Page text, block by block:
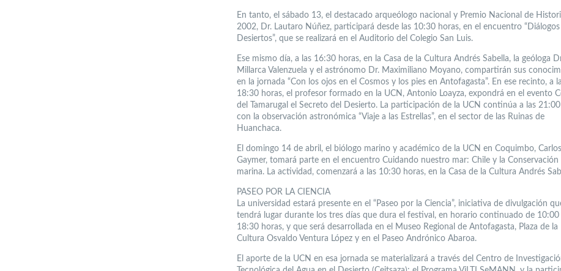
En tanto, el sábado 13, el destacado arqueólogo nacional y Premio Nacional de
2002, Dr. Lautaro Núñez, participará desde las 10:30 horas, en el encuentro
Desiertos”, que se realizará en el Auditorio del Colegio San Luis.
Ese mismo día, a las 16:30 horas, en la Casa de la Cultura Andrés Sabella, la geóloga
Millarca Valenzuela y el astrónomo Dr. Maximiliano Moyano, compartirán sus
en la jornada “Con los ojos en el Cosmos y los pies en Antofagasta”. En ese recinto, a
18:30 horas, el profesor formado en la UCN, Antonio Loayza, expondrá en el evento
del Tamarugal el Secreto del Desierto. La participación de la UCN continúa a las
con la observación astronómica “Viaje a las Estrellas”, en el sector de las Ruinas de
Huanchaca.
El domingo 14 de abril, el biólogo marino y académico de la UCN en Coquimbo, Carlos
Gaymer, tomará parte en el encuentro Cuidando nuestro mar: Chile y la Conservación
marina. La actividad, comenzará a las 10:30 horas, en la Casa de la Cultura Andrés
PASEO POR LA CIENCIA
La universidad estará presente en el “Paseo por la Ciencia”, iniciativa de divulgación
tendrá lugar durante los tres días que dura el festival, en horario continuado de 10:00
18:30 horas, y que será desarrollada en el Museo Regional de Antofagasta, Plaza de la
Cultura Osvaldo Ventura López y en el Paseo Andrónico Abaroa.
El aporte de la UCN en esa jornada se materializará a través del Centro de